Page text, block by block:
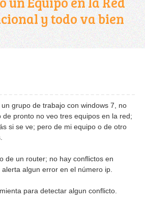
y todo va bien
grupo de trabajo con windows 7, no
pronto no veo tres equipos en la red;
si se ve; pero de mi equipo o de otro
de un router; no hay conflictos en
algun error en el número ip.
para detectar algun conflicto.